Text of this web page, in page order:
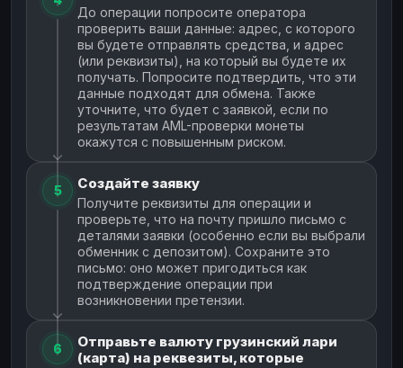
До операции попросите оператора
проверить ваши данные: адрес, с которого
вы будете отправлять средства, и адрес
(или реквизиты), на который вы будете их
получать. Попросите подтвердить, что эти
данные подходят для обмена. Также
уточните, что будет с заявкой, если по
результатам AML-проверки монеты
окажутся с повышенным риском.
5 Создайте заявку
Получите реквизиты для операции и
проверьте, что на почту пришло письмо с
деталями заявки (особенно если вы выбрали
обменник с депозитом). Сохраните это
письмо: оно может пригодиться как
подтверждение операции при
возникновении претензии.
6
Отправьте валюту грузинский лари
(карта) на реквезиты, которые